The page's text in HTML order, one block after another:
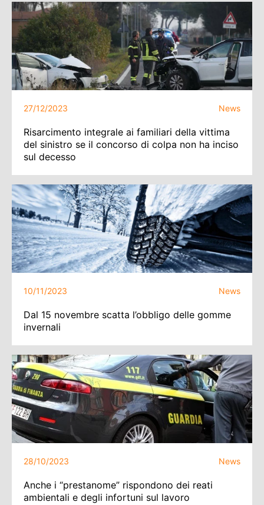
27/12/2023 News
Risarcimento integrale ai familiari della vittima
del sinistro se il concorso di colpa non ha inciso
sul decesso
10/11/2023 News
Dal 15 novembre scatta l’obbligo delle gomme
invernali
28/10/2023 News
Anche i “prestanome” rispondono dei reati
ambientali e degli infortuni sul lavoro